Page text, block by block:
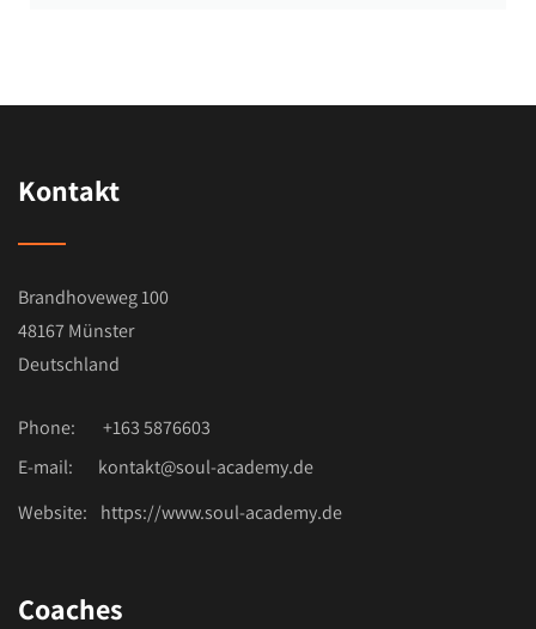
Kontakt
Brandhoveweg 100
48167 Münster
Deutschland
Phone:
+163 5876603
E-mail:
kontakt@soul-academy.de
Website:
https://www.soul-academy.de
Coaches